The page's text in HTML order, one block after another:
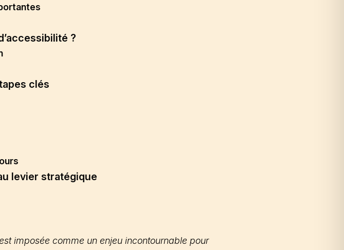
?
clés
levier stratégique
imposée comme un enjeu incontournable pour